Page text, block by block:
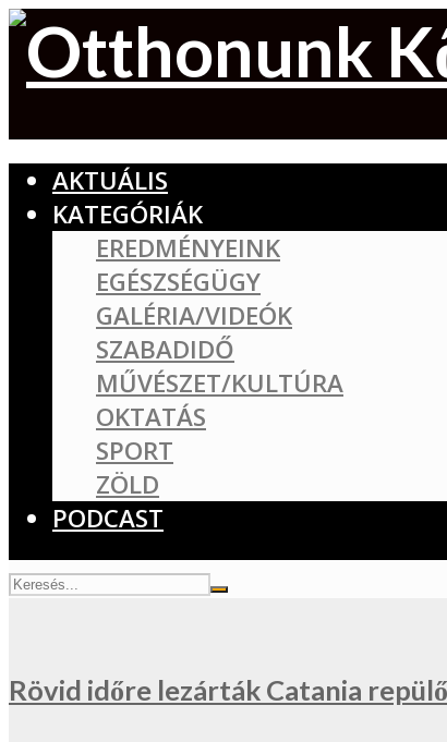
AKTUÁLIS
KATEGÓRIÁK
EREDMÉNYEINK
EGÉSZSÉGÜGY
GALÉRIA/VIDEÓK
SZABADIDŐ
MŰVÉSZET/KULTÚRA
OKTATÁS
SPORT
ZÖLD
PODCAST
Rövid időre lezárták Catania